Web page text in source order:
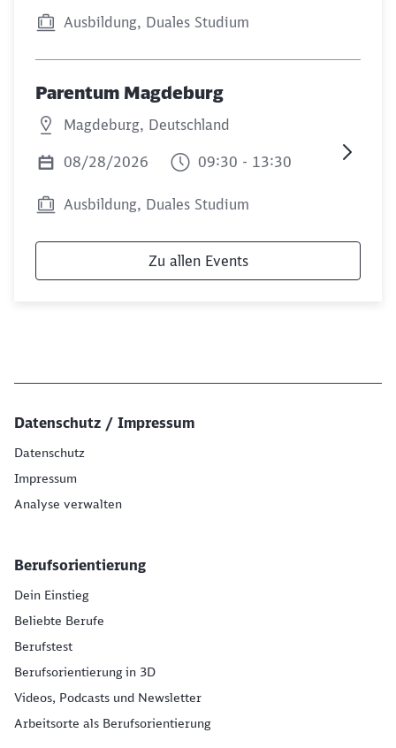
Ausbildung, Duales Studium
Parentum Magdeburg
Magdeburg, Deutschland
08/28/2026 09:30 - 13:30
Ausbildung, Duales Studium
Zu allen Events
Datenschutz / Impressum
Datenschutz
Impressum
Analyse verwalten
Berufsorientierung
Dein Einstieg
Beliebte Berufe
Berufstest
Berufsorientierung in 3D
Videos, Podcasts und Newsletter
Arbeitsorte als Berufsorientierung